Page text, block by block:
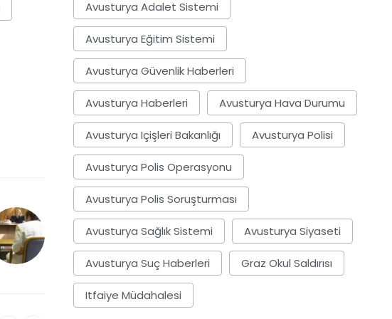
Avusturya Adalet Sistemi
Avusturya Eğitim Sistemi
Avusturya Güvenlik Haberleri
Avusturya Haberleri Avusturya Hava Durumu
Avusturya Içişleri Bakanlığı Avusturya Polisi
Avusturya Polis Operasyonu
Avusturya Polis Soruşturması
Avusturya Sağlık Sistemi Avusturya Siyaseti
Avusturya Suç Haberleri Graz Okul Saldırısı
Itfaiye Müdahalesi